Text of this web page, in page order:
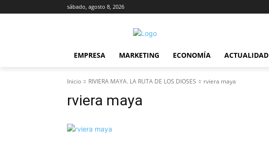
sábado, agosto 8, 2026
EMPRESA MARKETING ECONOMÍA ACTUALIDAD
Inicio RIVIERA MAYA. LA RUTA DE LOS DIOSES rviera maya
rviera maya